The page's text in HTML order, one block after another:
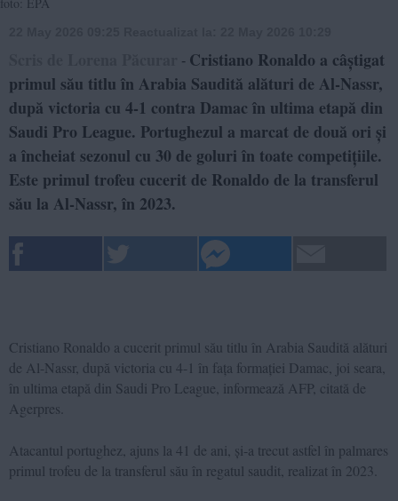
- Cristiano Ronaldo a câștigat
primul său titlu în Arabia Saudită alături de Al-Nassr,
după victoria cu 4-1 contra Damac în ultima etapă din
Saudi Pro League. Portughezul a marcat de două ori și
a încheiat sezonul cu 30 de goluri în toate competițiile.
Este primul trofeu cucerit de Ronaldo de la transferul
său la Al-Nassr, în 2023.
Cristiano Ronaldo a cucerit primul său titlu în Arabia Saudită alături
de Al-Nassr, după victoria cu 4-1 în fața formației Damac, joi seara,
în ultima etapă din Saudi Pro League, informează AFP, citată de
Agerpres.
Atacantul portughez, ajuns la 41 de ani, și-a trecut astfel în palmares
primul trofeu de la transferul său în regatul saudit, realizat în 2023.